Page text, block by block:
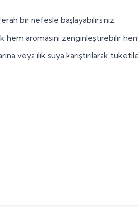
bir nefesle başlayabilirsiniz.
hem aromasını zenginleştirebilir
veya ılık suya karıştırılarak